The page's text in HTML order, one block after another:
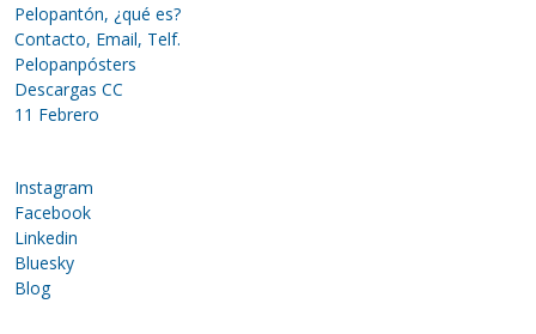
Pelopantón, ¿qué es?
Contacto, Email, Telf.
Pelopanpósters
Descargas CC
11 Febrero
Instagram
Facebook
Linkedin
Bluesky
Blog